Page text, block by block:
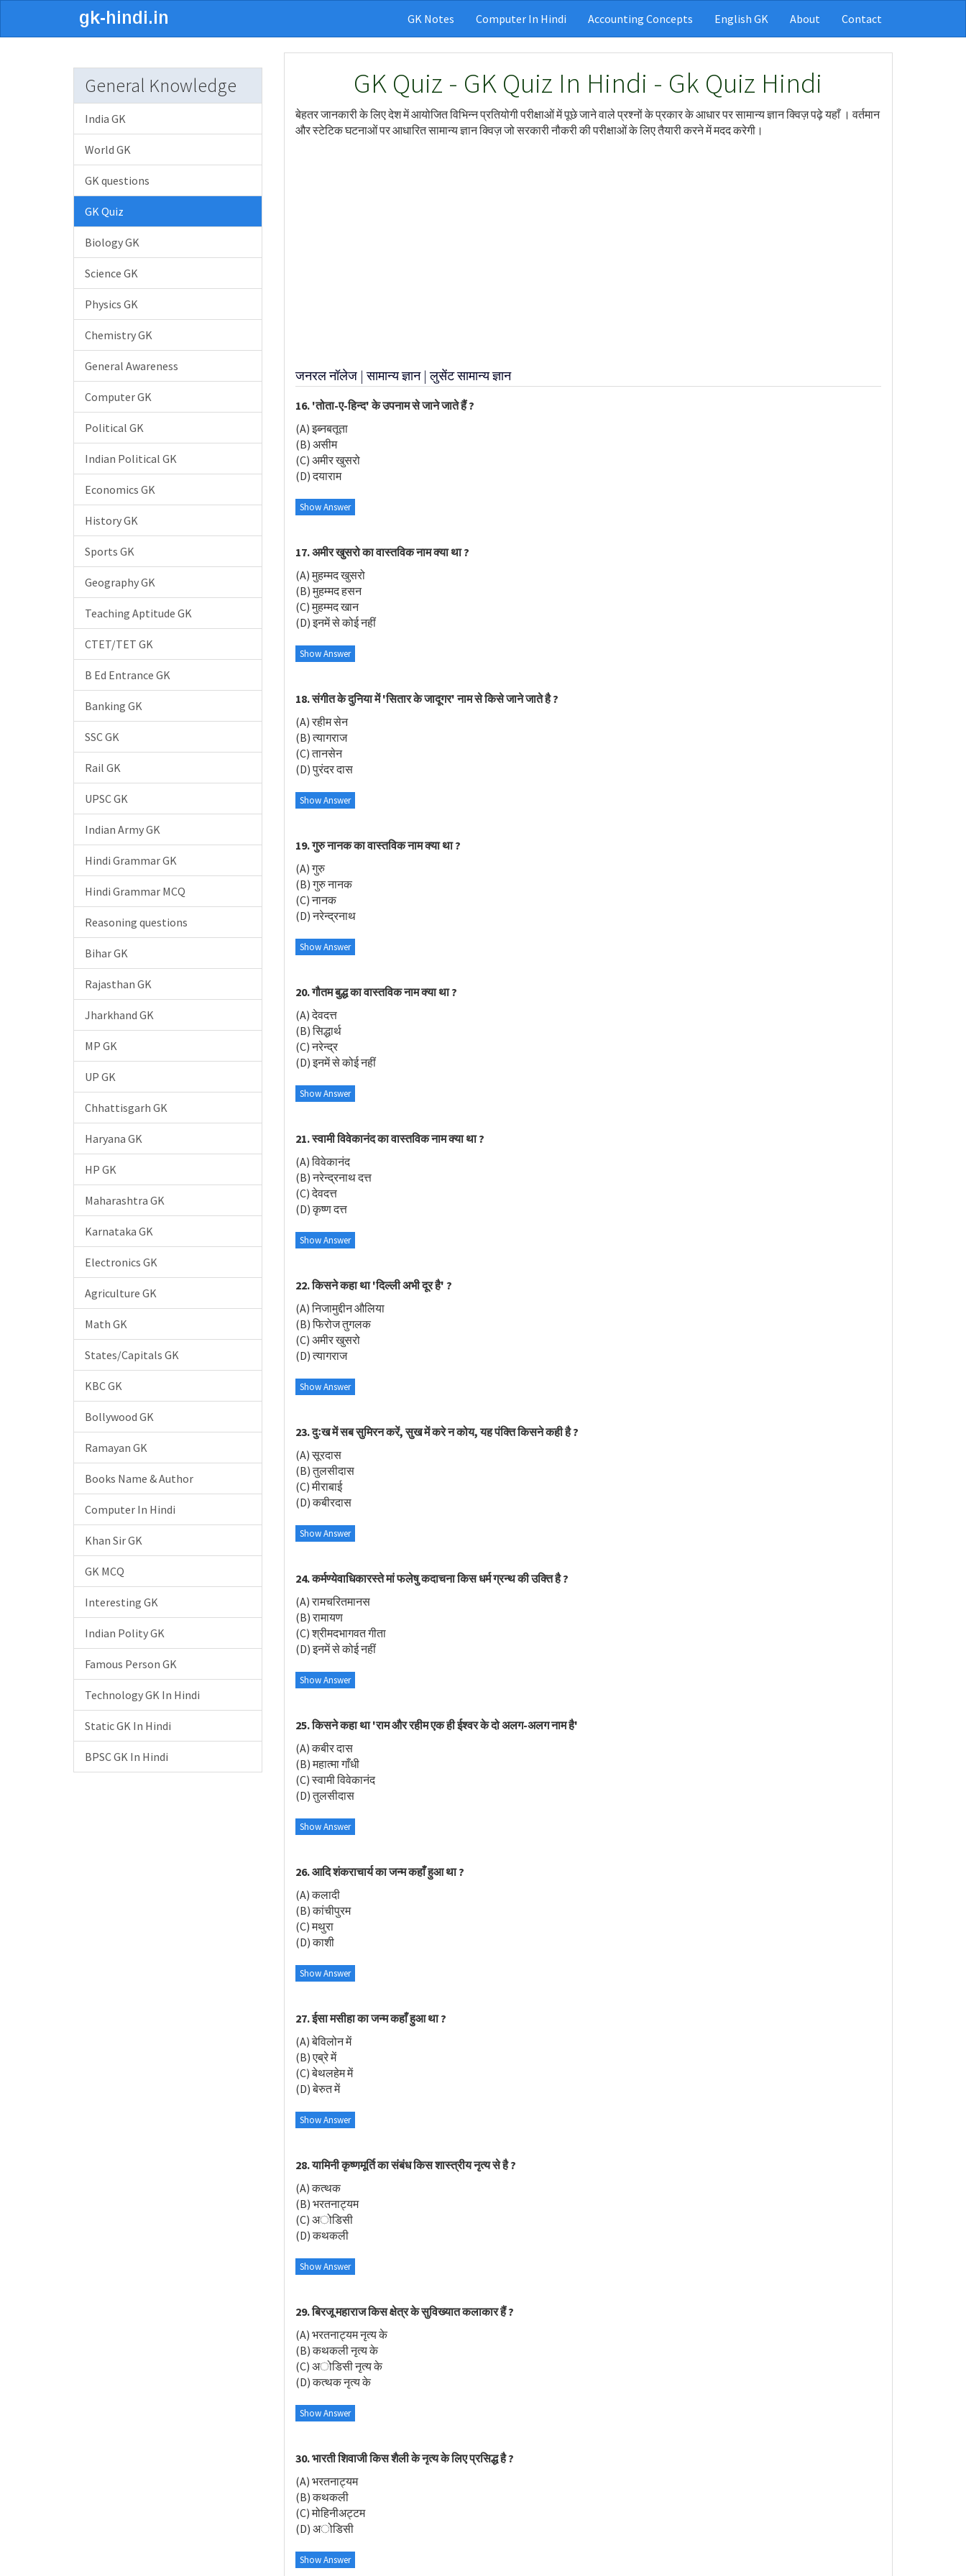
GK Notes Computer In Hindi Accounting Concepts English GK About Contact
GK Quiz - GK Quiz In Hindi - Gk Quiz Hindi
बेहतर जानकारी के लिए देश में आयोजित विभिन्न प्रतियोगी परीक्षाओं में पूछे जाने वाले प्रश्नों के प्रकार के आधार पर सामान्य ज्ञान क्विज़ पढ़े यहाँ । वर्तमान
और स्टेटिक घटनाओं पर आधारित सामान्य ज्ञान क्विज़ जो सरकारी नौकरी की परीक्षाओं के लिए तैयारी करने में मदद करेगी।
जनरल नॉलेज | सामान्य ज्ञान | लुसेंट सामान्य ज्ञान
16. 'तोता-ए-हिन्द' के उपनाम से जाने जाते हैं ?
(A) इब्नबतूता
(B) असीम
(C) अमीर खुसरो
(D) दयाराम
Show Answer
17. अमीर खुसरो का वास्तविक नाम क्या था ?
(A) मुहम्मद खुसरो
(B) मुहम्मद हसन
(C) मुहम्मद खान
(D) इनमें से कोई नहीं
Show Answer
18. संगीत के दुनिया में 'सितार के जादूगर' नाम से किसे जाने जाते है ?
(A) रहीम सेन
(B) त्यागराज
(C) तानसेन
(D) पुरंदर दास
Show Answer
19. गुरु नानक का वास्तविक नाम क्या था ?
(A) गुरु
(B) गुरु नानक
(C) नानक
(D) नरेन्द्रनाथ
Show Answer
20. गौतम बुद्ध का वास्तविक नाम क्या था ?
(A) देवदत्त
(B) सिद्धार्थ
(C) नरेन्द्र
(D) इनमें से कोई नहीं
Show Answer
21. स्वामी विवेकानंद का वास्तविक नाम क्या था ?
(A) विवेकानंद
(B) नरेन्द्रनाथ दत्त
(C) देवदत्त
(D) कृष्ण दत्त
Show Answer
22. किसने कहा था 'दिल्ली अभी दूर है' ?
(A) निजामुद्दीन औलिया
(B) फिरोज तुगलक
(C) अमीर खुसरो
(D) त्यागराज
Show Answer
23. दुःख में सब सुमिरन करें, सुख में करे न कोय, यह पंक्ति किसने कही है ?
(A) सूरदास
(B) तुलसीदास
(C) मीराबाई
(D) कबीरदास
Show Answer
24. कर्मण्येवाधिकारस्ते मां फलेषु कदाचना किस धर्म ग्रन्थ की उक्ति है ?
(A) रामचरितमानस
(B) रामायण
(C) श्रीमदभागवत गीता
(D) इनमें से कोई नहीं
Show Answer
25. किसने कहा था 'राम और रहीम एक ही ईश्वर के दो अलग-अलग नाम है'
(A) कबीर दास
(B) महात्मा गाँधी
(C) स्वामी विवेकानंद
(D) तुलसीदास
Show Answer
26. आदि शंकराचार्य का जन्म कहाँ हुआ था ?
(A) कलादी
(B) कांचीपुरम
(C) मथुरा
(D) काशी
Show Answer
27. ईसा मसीहा का जन्म कहाँ हुआ था ?
(A) बेविलोन में
(B) एब्रे में
(C) बेथलहेम में
(D) बेरुत में
Show Answer
28. यामिनी कृष्णमूर्ति का संबंध किस शास्त्रीय नृत्य से है ?
(A) कत्थक
(B) भरतनाट्यम
(C) अोडिसी
(D) कथकली
Show Answer
29. बिरजू महाराज किस क्षेत्र के सुविख्यात कलाकार हैं ?
(A) भरतनाट्यम नृत्य के
(B) कथकली नृत्य के
(C) अोडिसी नृत्य के
(D) कत्थक नृत्य के
Show Answer
30. भारती शिवाजी किस शैली के नृत्य के लिए प्रसिद्ध है ?
(A) भरतनाट्यम
(B) कथकली
(C) मोहिनीअट्टम
(D) अोडिसी
Show Answer
General Knowledge
India GK
World GK
GK questions
GK Quiz
Biology GK
Science GK
Physics GK
Chemistry GK
General Awareness
Computer GK
Political GK
Indian Political GK
Economics GK
History GK
Sports GK
Geography GK
Teaching Aptitude GK
CTET/TET GK
B Ed Entrance GK
Banking GK
SSC GK
Rail GK
UPSC GK
Indian Army GK
Hindi Grammar GK
Hindi Grammar MCQ
Reasoning questions
Bihar GK
Rajasthan GK
Jharkhand GK
MP GK
UP GK
Chhattisgarh GK
Haryana GK
HP GK
Maharashtra GK
Karnataka GK
Electronics GK
Agriculture GK
Math GK
States/Capitals GK
KBC GK
Bollywood GK
Ramayan GK
Books Name & Author
Computer In Hindi
Khan Sir GK
GK MCQ
Interesting GK
Indian Polity GK
Famous Person GK
Technology GK In Hindi
Static GK In Hindi
BPSC GK In Hindi